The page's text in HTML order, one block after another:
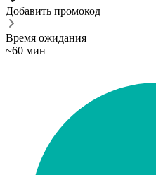
Добавить промокод
Время ожидания
~60 мин